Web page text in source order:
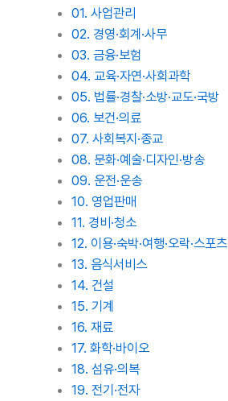
01. 사업관리
02. 경영·회계·사무
03. 금융·보험
04. 교육·자연·사회과학
05. 법률·경찰·소방·교도·국방
06. 보건·의료
07. 사회복지·종교
08. 문화·예술·디자인·방송
09. 운전·운송
10. 영업판매
11. 경비·청소
12. 이용·숙박·여행·오락·스포츠
13. 음식서비스
14. 건설
15. 기계
16. 재료
17. 화학·바이오
18. 섬유·의복
19. 전기·전자